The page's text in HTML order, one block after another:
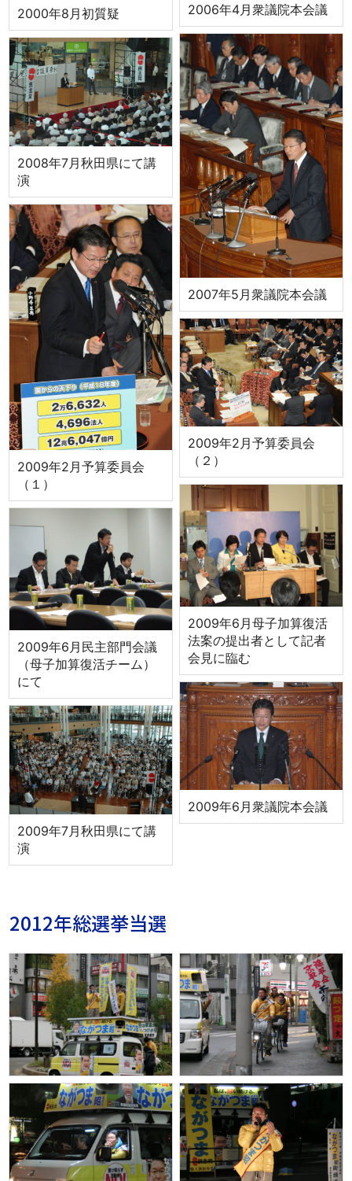
2000年8月初質疑 2006年4月衆議院本会議
2007年5月衆議院本会議
2008年7月秋田県にて講
演
2009年2月予算委員会
（１）
2009年2月予算委員会
（２）
2009年6月母子加算復活
法案の提出者として記者
会見に臨む
2009年6月民主部門会議
（母子加算復活チーム）
にて
2009年6月衆議院本会議
2009年7月秋田県にて講
演
2012年総選挙当選